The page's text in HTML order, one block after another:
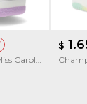
Carol
$